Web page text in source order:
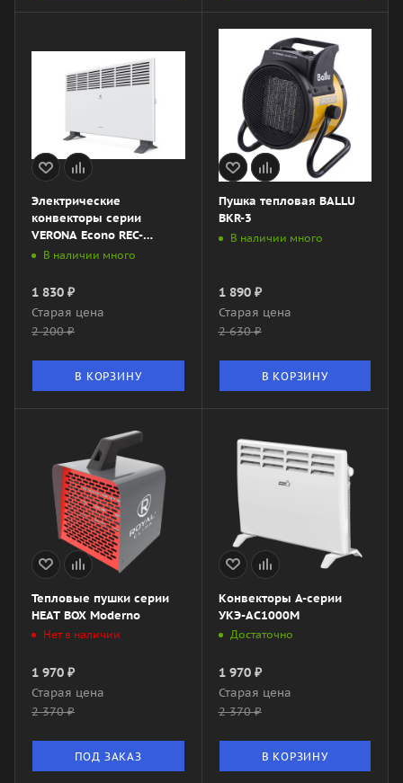
Электрические
конвекторы серии
VERONA Econo REC-
VE1000M
В наличии много
1 830 ₽
Старая цена
2 200₽
В КОРЗИНУ
Пушка тепловая BALLU
BKR-3
В наличии много
1 890₽
Старая цена
2 630₽
В КОРЗИНУ
Тепловые пушки серии
HEAT BOX Moderno
Нет в наличии
1 970 ₽
Старая цена
2 370₽
ПОД ЗАКАЗ
Конвекторы А-серии
УКЭ-AС1000М
Достаточно
1 970₽
Старая цена
2 370₽
В КОРЗИНУ